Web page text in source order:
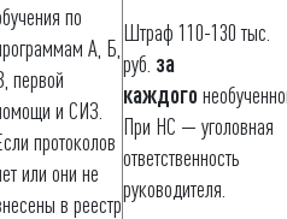
по
А, Б,
первой
и СИЗ.
протоколов
или они не
в реестр
Штраф 110-130 тыс.
руб. за
каждого
При НС — уголовная
ответственность
руководителя.